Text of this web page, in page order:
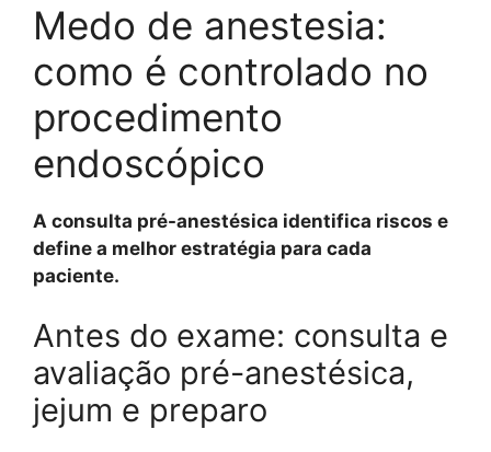
Medo de anestesia:
como é controlado no
procedimento
endoscópico
A consulta pré-anestésica identifica riscos e
define a melhor estratégia para cada
paciente.
Antes do exame: consulta e
avaliação pré-anestésica,
jejum e preparo